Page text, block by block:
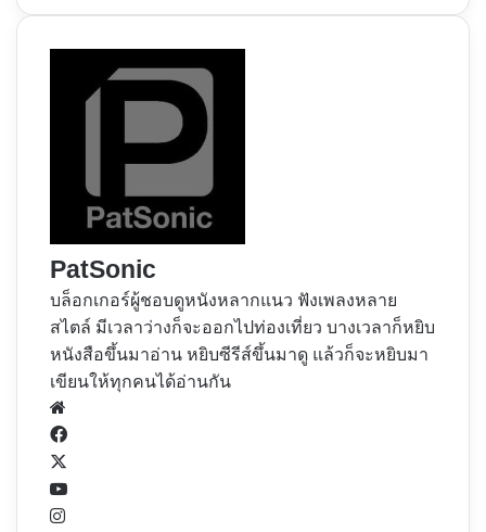
PatSonic
บล็อกเกอร์ผู้ชอบดูหนังหลากแนว ฟังเพลงหลาย
สไตล์ มีเวลาว่างก็จะออกไปท่องเที่ยว บางเวลาก็หยิบ
หนังสือขึ้นมาอ่าน หยิบซีรีส์ขึ้นมาดู แล้วก็จะหยิบมา
เขียนให้ทุกคนได้อ่านกัน
Facebook
YouTube
Instagram